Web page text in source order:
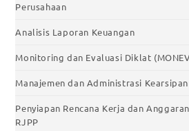
Perusahaan
Analisis Laporan Keuangan
Monitoring dan Evaluasi Diklat
Manajemen dan Administrasi
Penyiapan Rencana Kerja dan
RJPP